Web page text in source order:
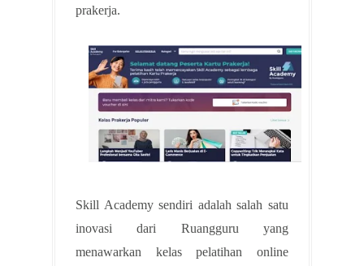
prakerja.
Skill Academy sendiri adalah salah satu
inovasi dari Ruangguru yang
menawarkan kelas pelatihan online